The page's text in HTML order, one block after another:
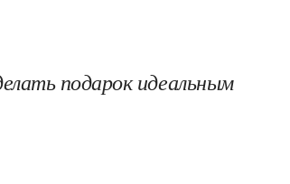
подарок идеальным